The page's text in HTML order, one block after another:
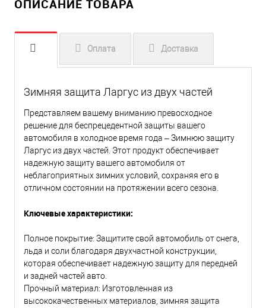
ОПИСАНИЕ ТОВАРА
Оплата Доставка
Зимняя защита Ларгус из двух частей
Представляем вашему вниманию превосходное
решение для беспрецедентной защиты вашего
автомобиля в холодное время года – Зимнюю защиту
Ларгус из двух частей. Этот продукт обеспечивает
надежную защиту вашего автомобиля от
неблагоприятных зимних условий, сохраняя его в
отличном состоянии на протяжении всего сезона.
Ключевые характеристики:
Полное покрытие: Защитите свой автомобиль от снега,
льда и соли благодаря двухчастной конструкции,
которая обеспечивает надежную защиту для передней
и задней частей авто.
Прочный материал: Изготовленная из
высококачественных материалов, зимняя защита